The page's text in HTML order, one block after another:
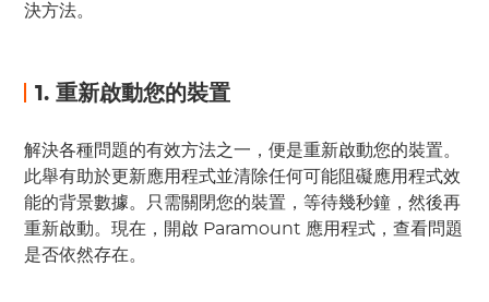
決方法。
1. 重新啟動您的裝置
解決各種問題的有效方法之一，便是重新啟動您的裝置。
此舉有助於更新應用程式並清除任何可能阻礙應用程式效
能的背景數據。只需關閉您的裝置，等待幾秒鐘，然後再
重新啟動。現在，開啟 Paramount 應用程式，查看問題
是否依然存在。